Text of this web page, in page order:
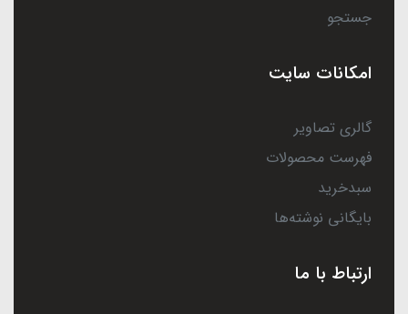
جستجو
امکانات سایت
گالری تصاویر
فهرست محصولات
سبدخرید
بایگانی نوشته‌ها
ارتباط با ما